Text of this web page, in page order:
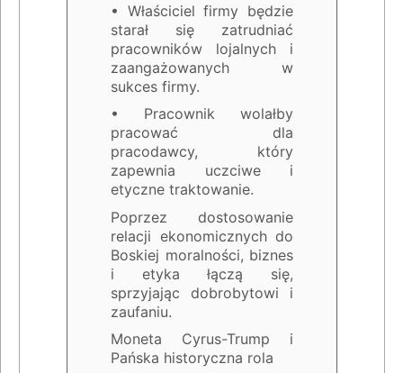
• Właściciel firmy będzie
starał się zatrudniać
pracowników lojalnych i
zaangażowanych w
sukces firmy.
• Pracownik wolałby
pracować dla
pracodawcy, który
zapewnia uczciwe i
etyczne traktowanie.
Poprzez dostosowanie
relacji ekonomicznych do
Boskiej moralności, biznes
i etyka łączą się,
sprzyjając dobrobytowi i
zaufaniu.
Moneta Cyrus-Trump i
Pańska historyczna rola